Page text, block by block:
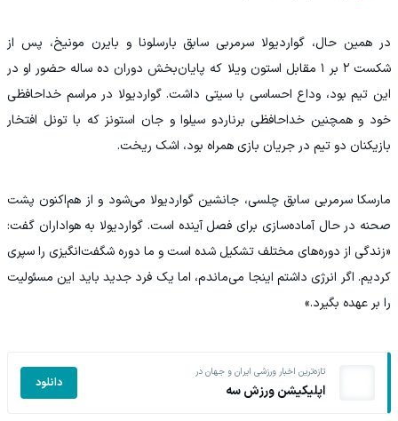
در همین حال، گواردیولا سرمربی سابق بارسلونا و بایرن مونیخ، پس از
شکست ۲ بر ۱ مقابل استون ویلا که پایان‌بخش دوران ده ساله حضور او در
این تیم بود، وداع احساسی با سیتی داشت. گواردیولا در مراسم خداحافظی
خود و همچنین خداحافظی برناردو سیلوا و جان استونز که با تونل افتخار
بازیکنان دو تیم در جریان بازی همراه بود، اشک ریخت.
مارسکا سرمربی سابق چلسی، جانشین گواردیولا می‌شود و از هم‌اکنون پشت
صحنه در حال آماده‌سازی برای فصل آینده است. گواردیولا به هواداران گفت:
«زندگی از دوره‌های مختلف تشکیل شده است و ما دوره شگفت‌انگیزی را سپری
کردیم. اگر انرژی داشتم اینجا می‌ماندم، اما یک فرد جدید باید این مسئولیت
را بر عهده بگیرد.»
تازه‌ترین اخبار ورزشی ایران و جهان در
اپلیکیشن ورزش سه دانلود